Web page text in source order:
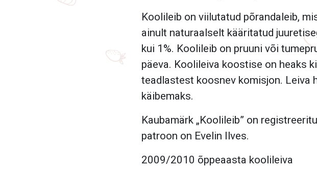
Koolileib on viilutatud põrandaleib,
ainult naturaalselt kääritatud
kui 1%. Koolileib on pruuni või
päeva. Koolileiva koostise on heaks
teadlastest koosnev komisjon. Leiva
käibemaks.
Kaubamärk „Koolileib” on
patroon on Evelin Ilves.
2009/2010 õppeaasta koolileiva